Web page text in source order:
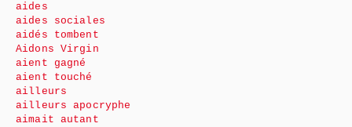
aides
aides sociales
aidés tombent
Aidons Virgin
aient gagné
aient touché
ailleurs
ailleurs apocryphe
aimait autant